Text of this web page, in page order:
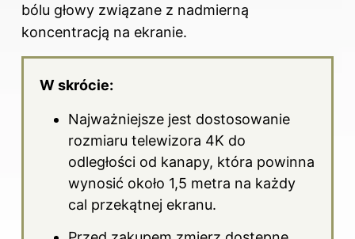
bólu głowy związane z nadmierną
koncentracją na ekranie.
W skrócie:
Najważniejsze jest dostosowanie
rozmiaru telewizora 4K do
odległości od kanapy, która powinna
wynosić około 1,5 metra na każdy
cal przekątnej ekranu.